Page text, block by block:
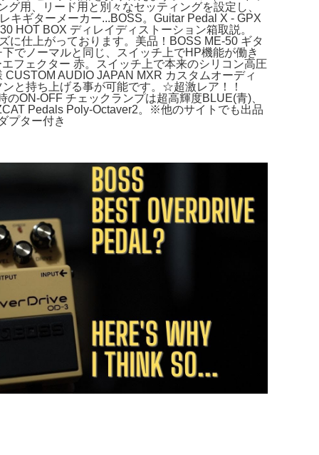
用、リード用と別々なセッティングを設定し、
キギターメーカー...BOSS。Guitar Pedal X - GPX
HOT BOX ディレイディストーション箱取説。
に仕上がっております。美品！BOSS ME-50 ギタ
でノーマルと同じ、スイッチ上でHP機能が働き
フェクター 赤。スイッチ上で本来のシリコン高圧
AUDIO JAPAN MXR カスタムオーディ
と持ち上げる事が可能です。☆超激レア！！
ON-OFF チェックランプは超高輝度BLUE(青)、
Pedals Poly-Octaver2。※他のサイトでも出品
プター付き